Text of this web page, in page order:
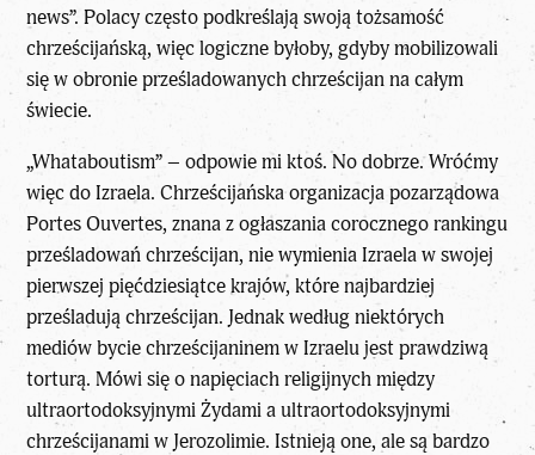
news”. Polacy często podkreślają swoją tożsamość
chrześcijańską, więc logiczne byłoby, gdyby mobilizowali
się w obronie prześladowanych chrześcijan na całym
świecie.
„Whataboutism” – odpowie mi ktoś. No dobrze. Wróćmy
więc do Izraela. Chrześcijańska organizacja pozarządowa
Portes Ouvertes, znana z ogłaszania corocznego rankingu
prześladowań chrześcijan, nie wymienia Izraela w swojej
pierwszej pięćdziesiątce krajów, które najbardziej
prześladują chrześcijan. Jednak według niektórych
mediów bycie chrześcijaninem w Izraelu jest prawdziwą
torturą. Mówi się o napięciach religijnych między
ultraortodoksyjnymi Żydamia ultraortodoksyjnymi
chrześcijanami w Jerozolimie. Istnieją one, ale są bardzo